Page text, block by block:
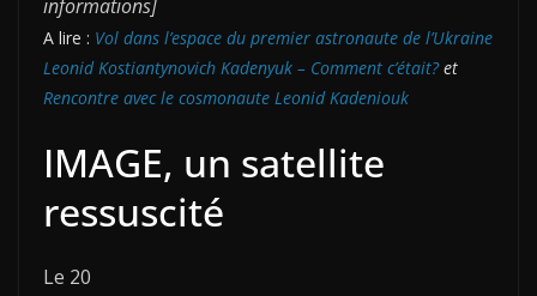
informations]
A lire : Vol dans l’espace du premier astronaute de l’Ukraine
Leonid Kostiantynovich Kadenyuk – Comment c’était?et
Rencontre avec le cosmonaute Leonid Kadeniouk
IMAGE, un satellite
ressuscité
Le 20